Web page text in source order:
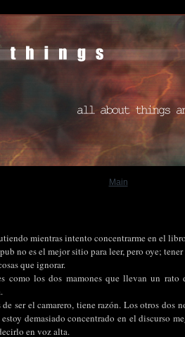
Main
mientras intento concentrarme en el
no es el mejor sitio para leer, pero oye;
que ignorar.
como los dos mamones que llevan un
ser el camarero, tiene razón. Los otros dos
demasiado concentrado en el discurso
en voz alta.